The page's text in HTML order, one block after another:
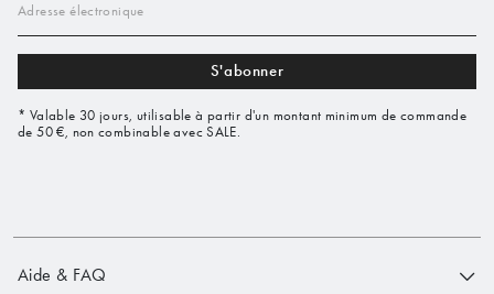
Adresse électronique
S'abonner
* Valable 30 jours, utilisable à partir d'un montant minimum de commande
de 50 €, non combinable avec SALE.
Aide & FAQ